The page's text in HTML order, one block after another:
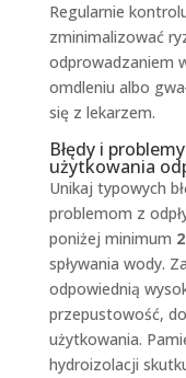
Regularnie
zminimalizować
odprowadzaniem
omdleniu albo
się z lekarzem.
Błędy i
użytkowania
Unikaj typowych
problemom z
poniżej minimum
spływania wody.
odpowiednią
przepustowość,
użytkowania.
hydroizolacji